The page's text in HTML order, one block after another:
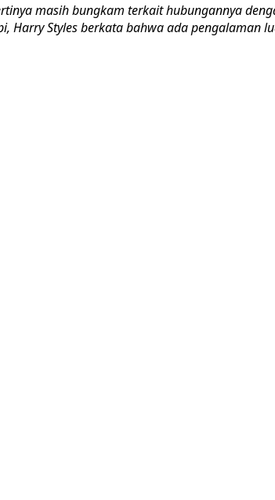
masih bungkam terkait hubungannya
Harry Styles berkata bahwa ada pengalaman